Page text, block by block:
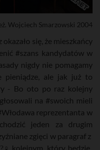
Wojciech Smarzowski 2004
się, że mieszkańcy
#szans kandydatów w
nigdy nie pomagamy
pieniądze, ale jak już to
- Bo oto po raz kolejny
na #swoich mieli
reprezentanta w
jeden za drugim
zgięci w paragraf z
kolejnym, który będzie